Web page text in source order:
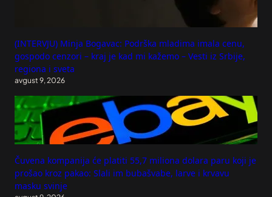
(INTERVJU) Minja Bogavac: Podrška mladima imala cenu,
gospodo cenzori – kraj je kad mi kažemo – Vesti iz Srbije,
regiona i sveta
avgust 9, 2026
Čuvena kompanija će platiti 55,7 miliona dolara paru koji je
prošao kroz pakao: Slali im bubašvabe, larve i krvavu
masku svinje